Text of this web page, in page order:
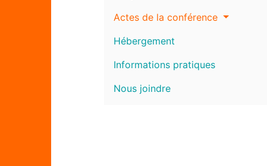
Actes de la conférence
Hébergement
Informations pratiques
Nous joindre